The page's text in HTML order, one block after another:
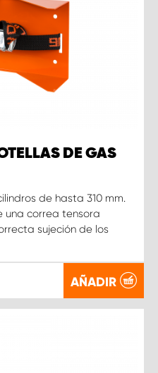
DE GAS
de hasta 310 mm.
una correa tensora
sujeción de los
AÑADIR